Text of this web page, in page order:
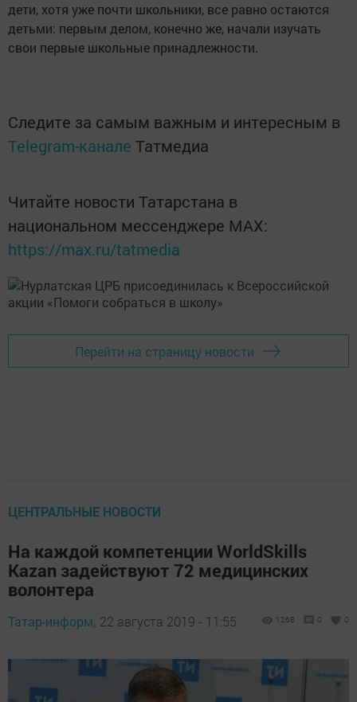
дети, хотя уже почти школьники, все равно остаются
детьми: первым делом, конечно же, начали изучать
свои первые школьные принадлежности.
Следите за самым важным и интересным в
Telegram-канале Татмедиа
Читайте новости Татарстана в
национальном мессенджере MАХ:
https://max.ru/tatmedia
Перейти на страницу новости
ЦЕНТРАЛЬНЫЕ НОВОСТИ
На каждой компетенции WorldSkills
Kazan задействуют 72 медицинских
волонтера
Татар-информ, 22 августа 2019 - 11:55 1268 0 0